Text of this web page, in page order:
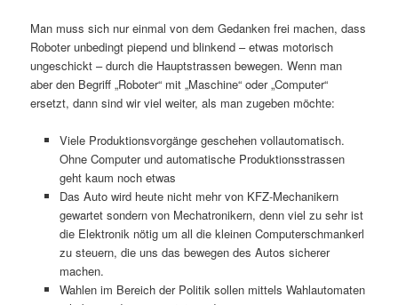
Man muss sich nur einmal von dem Gedanken frei machen, dass
Roboter unbedingt piepend und blinkend – etwas motorisch
ungeschickt – durch die Hauptstrassen bewegen. Wenn man
aber den Begriff „Roboter“ mit „Maschine“ oder „Computer“
ersetzt, dann sind wir viel weiter, als man zugeben möchte:
Viele Produktionsvorgänge geschehen vollautomatisch.
Ohne Computer und automatische Produktionsstrassen
geht kaum noch etwas
Das Auto wird heute nicht mehr von KFZ-Mechanikern
gewartet sondern von Mechatronikern, denn viel zu sehr ist
die Elektronik nötig um all die kleinen Computerschmankerl
zu steuern, die uns das bewegen des Autos sicherer
machen.
Wahlen im Bereich der Politik sollen mittels Wahlautomaten